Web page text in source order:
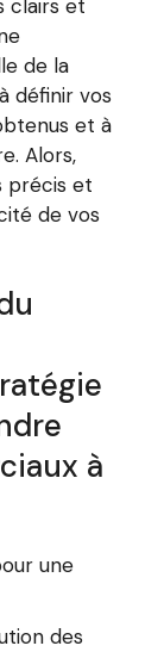
clairs et
de la
définir vos
et à
Alors,
précis et
de vos
à
une
des